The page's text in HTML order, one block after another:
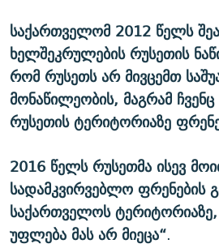
საქართველომ 2012 წელს
ხელშეკრულების რუსეთის
რომ რუსეთს არ მივცემთ
მონაწილეობის, მაგრამ
რუსეთის ტერიტორიაზე
2016 წელს რუსეთმა ისევ
სადამკვირვებლო ფრენების
საქართველოს ტერიტორიაზე,
უფლება მას არ მიეცა“.